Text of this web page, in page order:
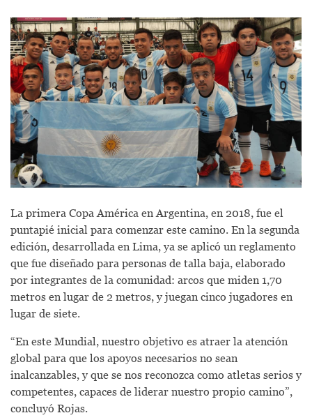
La primera Copa América en Argentina, en 2018, fue el
puntapié inicial para comenzar este camino. En la segunda
edición, desarrollada en Lima, ya se aplicó un reglamento
que fue diseñado para personas de talla baja, elaborado
por integrantes de la comunidad: arcos que miden 1,70
metros en lugar de 2 metros, y juegan cinco jugadores en
lugar de siete.
“En este Mundial, nuestro objetivo es atraer la atención
global para que los apoyos necesarios no sean
inalcanzables, y que se nos reconozca como atletas serios y
competentes, capaces de liderar nuestro propio camino”,
concluyó Rojas.